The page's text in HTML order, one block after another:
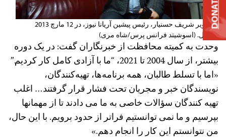
تصویر شریف حسنیار، رئیس پیشین آریانا نیوز، در 12 مارچ 2013
درکابل. (اسوشیتد فرانس پرس/شاه مری)
وحدت به کمیته محافظت از خبرنگاران گفت: در یک دوره
بیشتر، از سال 2004 تا 2021، “ما با آزادی کامل کار کردیم.”
«اما با تسلط طالبان، همه برنامه‌ها، تهیه‌کنندگان،
نویسندگان خبر و مجریان تحت فشار قرار گرفتند… اغلب
تهیه ‌کنندگان سؤالات خاصی به ما می دادند تا از مهمانها
بپرسیم و ما نمی توانستیم فراتر از حدود برویم. با این حال،
من نتوانستم این کار را انجام دهم.»
DONATE